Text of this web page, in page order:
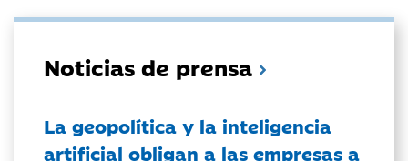
Noticias de prensa
La geopolítica y la inteligencia
artificial obligan a las empresas a